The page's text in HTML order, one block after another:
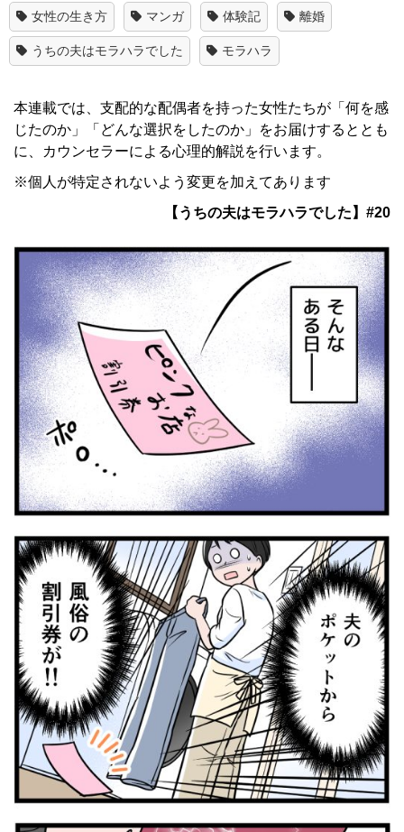
女性の生き方 マンガ 体験記 離婚
うちの夫はモラハラでした モラハラ
本連載では、支配的な配偶者を持った女性たちが「何を感
じたのか」「どんな選択をしたのか」をお届けするととも
に、カウンセラーによる心理的解説を行います。
※個人が特定されないよう変更を加えてあります
【うちの夫はモラハラでした】#20